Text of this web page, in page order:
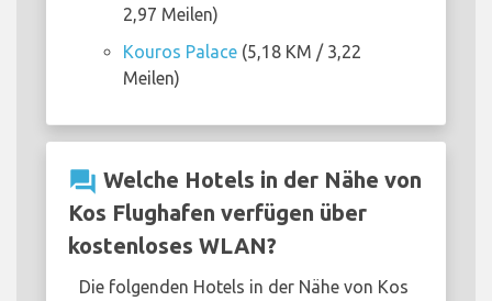
2,97 Meilen)
Kouros Palace (5,18 KM / 3,22
Meilen)
question_answer Welche Hotels in der Nähe von
Kos Flughafen verfügen über
kostenloses WLAN?
Die folgenden Hotels in der Nähe von Kos